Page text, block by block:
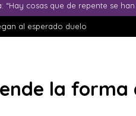
cosas que de repente se han
al esperado duelo
la